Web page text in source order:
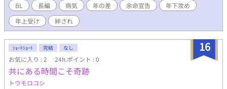
BL 長編 病気 年の差 余命宣告
年下攻め
年上受け
絆され
16
ｼｮｰﾄｼｮｰﾄ 完結 なし
お気に入り : 2 24h.ポイント : 0
共にある時間こそ奇跡
トウモロコシ